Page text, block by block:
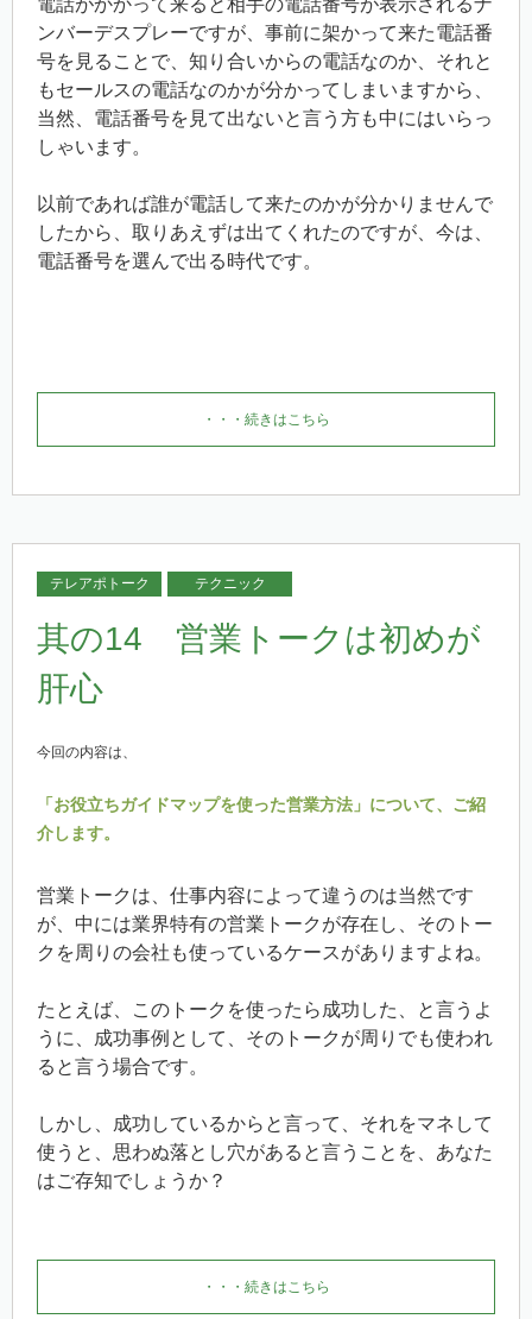
ンバーデスプレーですが、事前に架かって来た電話番
号を見ることで、知り合いからの電話なのか、それと
もセールスの電話なのかが分かってしまいますから、
当然、電話番号を見て出ないと言う方も中にはいらっ
しゃいます。
以前であれば誰が電話して来たのかが分かりませんで
したから、取りあえずは出てくれたのですが、今は、
電話番号を選んで出る時代です。
・・・続きはこちら
テレアポトーク テクニック
其の14 営業トークは初めが
肝心
今回の内容は、
「お役立ちガイドマップを使った営業方法」について、ご紹
介します。
営業トークは、仕事内容によって違うのは当然です
が、中には業界特有の営業トークが存在し、そのトー
クを周りの会社も使っているケースがありますよね。
たとえば、このトークを使ったら成功した、と言うよ
うに、成功事例として、そのトークが周りでも使われ
ると言う場合です。
しかし、成功しているからと言って、それをマネして
使うと、思わぬ落とし穴があると言うことを、あなた
はご存知でしょうか？
・・・続きはこちら